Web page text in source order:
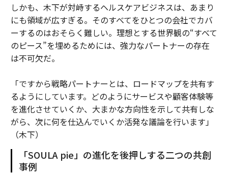
しかも、木下が対峙するヘルスケアビジネスは、あまり
にも領域が広すぎる。そのすべてをひとつの会社でカバ
ーするのはおそらく難しい。理想とする世界観の“すべて
のピース”を埋めるためには、強力なパートナーの存在
は不可欠だ。
「ですから戦略パートナーとは、ロードマップを共有す
るようにしています。どのようにサービスや顧客体験等
を進化させていくか、大まかな方向性を示して共有しな
がら、次に何を仕込んでいくか活発な議論を行います」
（木下）
「SOULA pie」の進化を後押しする二つの共創
事例